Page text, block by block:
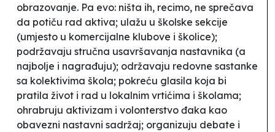
obrazovanje. Pa evo: ništa ih, recimo, ne sprečava
da potiču rad aktiva; ulažu u školske sekcije
(umjesto u komercijalne klubove i školice);
podržavaju stručna usavršavanja nastavnika (a
najbolje i nagrađuju); održavaju redovne sastanke
sa kolektivima škola; pokreću glasila koja bi
pratila život i rad u lokalnim vrtićima i školama;
ohrabruju aktivizam i volonterstvo đaka kao
obavezni nastavni sadržaj; organizuju debate i